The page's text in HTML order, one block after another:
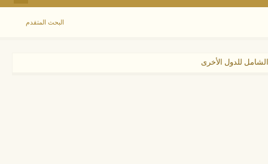
البحث المتقدم
للدول الأخرى